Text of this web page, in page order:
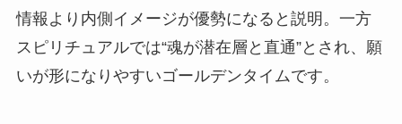
情報より内側イメージが優勢になると説明。一方
スピリチュアルでは“魂が潜在層と直通”とされ、願
いが形になりやすいゴールデンタイムです。